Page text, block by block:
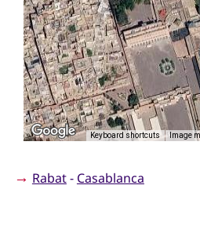
Keyboard shortcuts Image
→ Rabat- Casablanca